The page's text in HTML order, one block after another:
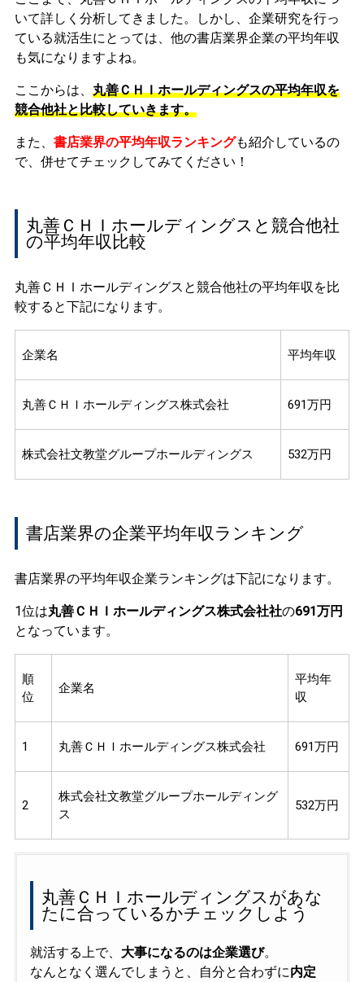
いて詳しく分析してきました。しかし、企業研究を行っ
ている就活生にとっては、他の書店業界企業の平均年収
も気になりますよね。
ここからは、 丸善ＣＨＩホールディングスの平均年収を
競合他社と比較していきます。
また、 書店業界の平均年収ランキングも紹介しているの
で、併せてチェックしてみてください！
丸善ＣＨＩホールディングスと競合他社
の平均年収比較
丸善ＣＨＩホールディングスと競合他社の平均年収を比
較すると下記になります。
企業名 平均年収
丸善ＣＨＩホールディングス株式会社 691万円
株式会社文教堂グループホールディングス 532万円
書店業界の企業平均年収ランキング
書店業界の平均年収企業ランキングは下記になります。
1位は丸善ＣＨＩホールディングス株式会社社の691万円
となっています。
順
位
企業名
平均年
収
1 丸善ＣＨＩホールディングス株式会社 691万円
2
株式会社文教堂グループホールディング
ス
532万円
丸善ＣＨＩホールディングスがあな
たに合っているかチェックしよう
就活する上で、 大事になるのは企業選び。
なんとなく選んでしまうと、自分と合わずに内定